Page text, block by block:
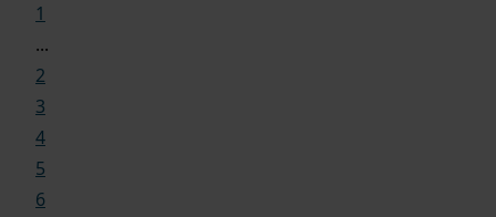
1
...
2
3
4
5
6